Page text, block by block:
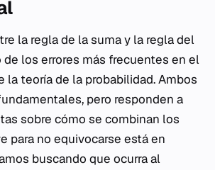
la regla de la suma y la regla del
los errores más frecuentes en el
la teoría de la probabilidad. Ambos
pero responden a
sobre cómo se combinan los
para no equivocarse está en
buscando que ocurra al